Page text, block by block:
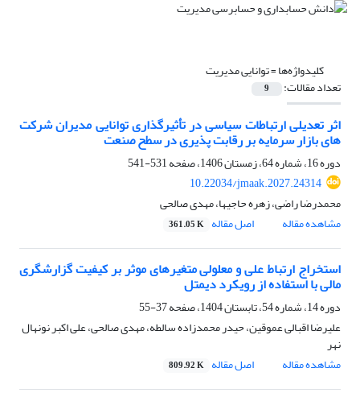
کلیدواژه‌ها =توانایی مدیریت
تعداد مقالات: 9
اثر تعدیلی ارتباطات سیاسی در تأثیرگذاری توانایی مدیران شرکت
های بازار سرمایه بر رقابت پذیری در سطح صنعت
دوره 16، شماره 64، زمستان 1406، صفحه
531-541
10.22034/jmaak.2027.24314
محمدرضا راضی، زهره حاجیها، مهدی صالحی
مشاهده مقاله
اصل مقاله 361.05 K
استخراج ارتباط علی و معلولی متغیرهای موثر بر کیفیت گزارشگری
مالی با استفاده از رویکرد دیمتل
دوره 14، شماره 54، تابستان 1404، صفحه
37-55
علیرضا اقبالی عموقین، حیدر محمدزاده سالطه، مهدی صالحی، علی اکبر نونهال
نهر
مشاهده مقاله
اصل مقاله 809.92 K